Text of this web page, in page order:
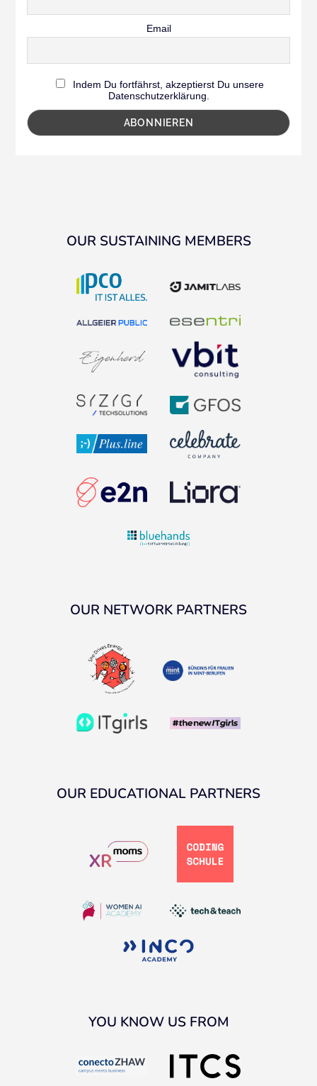
Email
Indem Du fortfährst, akzeptierst Du unsere
Datenschutzerklärung.
OUR SUSTAINING MEMBERS
OUR NETWORK PARTNERS
OUR EDUCATIONAL PARTNERS
YOU KNOW US FROM